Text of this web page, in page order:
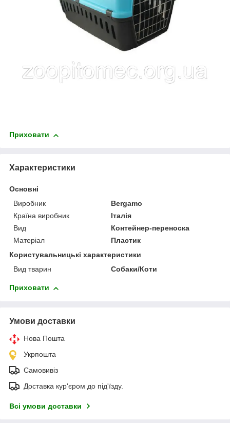
Приховати
Характеристики
Основні
Виробник
Bergamo
Країна виробник
Італія
Вид
Контейнер-переноска
Матеріал
Пластик
Користувальницькі характеристики
Вид тварин
Собаки/Коти
Приховати
Умови доставки
Нова Пошта
Укрпошта
Самовивіз
Доставка кур'єром до під'їзду.
Всі умови доставки